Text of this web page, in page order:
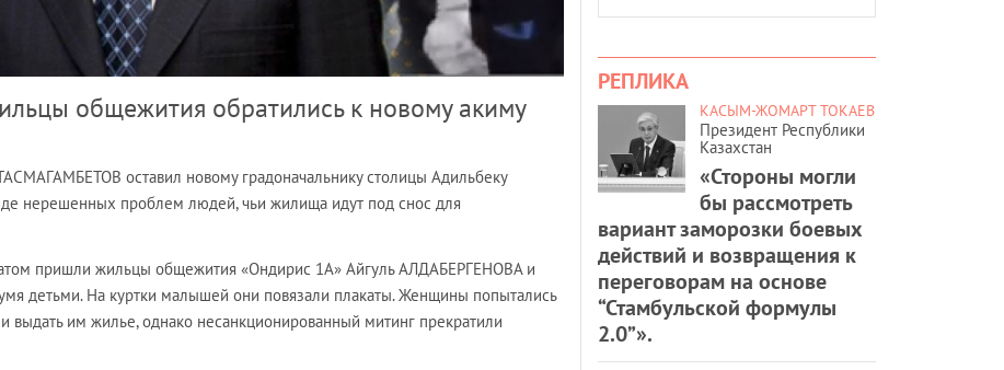
общежития обратились к новому акиму
оставил новому градоначальнику столицы Адильбеку
нерешенных проблем людей, чьи жилища идут под снос для
пришли жильцы общежития «Ондирис 1А» Айгуль АЛДАБЕРГЕНОВА и
детьми. На куртки малышей они повязали плакаты. Женщины попытались
выдать им жилье, однако несанкционированный митинг прекратили
РЕПЛИКА
КАСЫМ-ЖОМАРТ ТОКАЕВ
Президент Республики
Казахстан
«Стороны могли
бы рассмотреть
вариант заморозки боевых
действий и возвращения к
переговорам на основе
“Стамбульской формулы
2.0”».